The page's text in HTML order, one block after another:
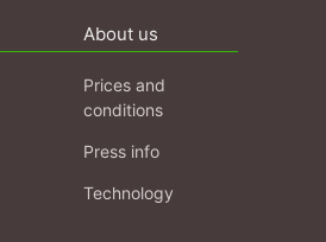
About us
Prices and
conditions
Press info
Technology